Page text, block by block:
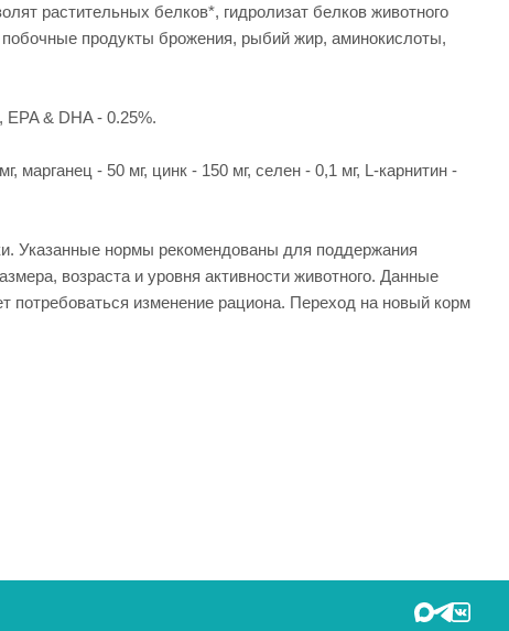
растительных белков*, гидролизат белков животного
продукты брожения, рыбий жир, аминокислоты,
& DHA - 0.25%.
- 50 мг, цинк - 150 мг, сeлeн - 0,1 мг, L-карнитин -
Указанные нормы рекомендованы для поддержания
возраста и уровня активности животного. Данные
потребоваться изменение рациона. Переход на новый корм